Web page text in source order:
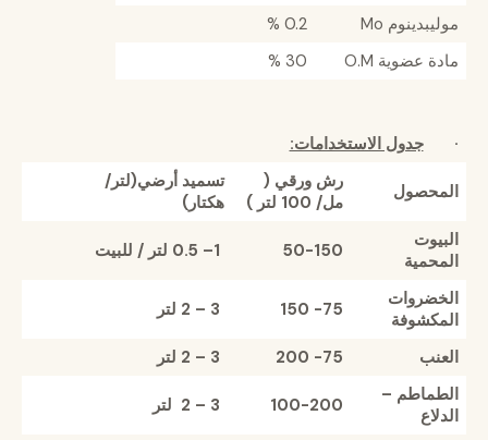
موليبدينوم Mo
0.2 %
مادة عضوية O.M
30 %
· جدول الاستخدامات:
المحصول
رش ورقي (
مل/ 100 لتر )
تسميد أرضي(لتر/
هكتار)
البيوت
المحمية
50-150
0.5 لتر / للبيت
الخضروات
المكشوفة
75- 150 لتر
العنب 75- 200
لتر
الطماطم –
الدلاع
100-200 لتر